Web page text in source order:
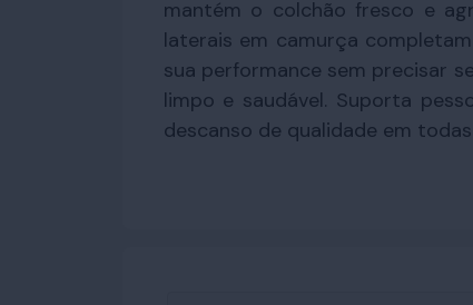
mantém o colchão fresco e
laterais em camurça
sua performance sem precisar
limpo e saudável. Suporta
descanso de qualidade em